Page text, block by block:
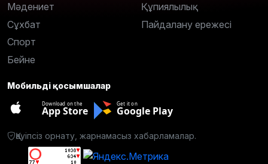
Мәдениет
Сұхбат
Спорт
Бейне
Құпиялылық
Пайдалану ережесі
Мобильді қосымшалар
Download on the
App Store
Get it on
Google Play
Қауіпсіз орнату, жарнамасыз хабарламалар.